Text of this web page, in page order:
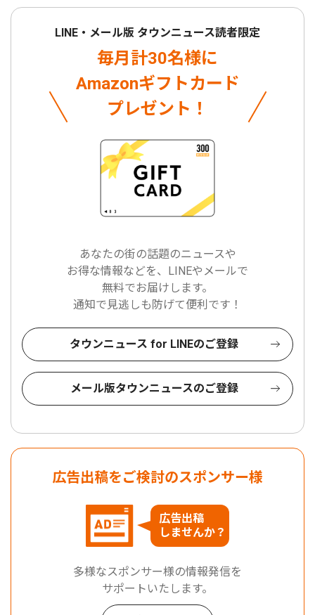
LINE・メール版 タウンニュース読者限定
毎月計30名様に
Amazonギフトカード
プレゼント！
あなたの街の話題のニュースや
お得な情報などを、LINEやメールで
無料でお届けします。
通知で見逃しも防げて便利です！
タウンニュース for LINEのご登録
メール版タウンニュースのご登録
広告出稿をご検討のスポンサー様
広告出稿
しませんか？
多様なスポンサー様の情報発信を
サポートいたします。